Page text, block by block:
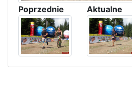
Poprzednie Aktualne